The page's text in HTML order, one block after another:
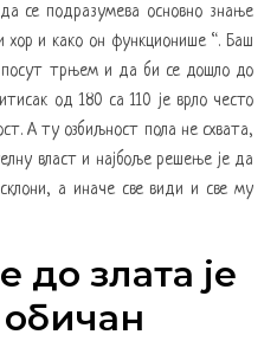
се подразумева основно знање
и како он функционише “. Баш
посут трњем и да би се дошло до
од 180 са 110 је врло често
А ту озбиљност пола не схвата,
власт и најбоље решење је да
а иначе све види и све му
до злата је